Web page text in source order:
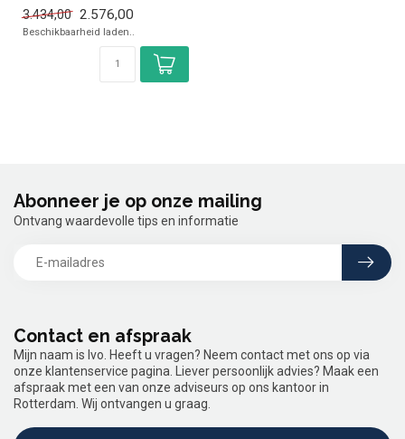
3.434,00 2.576,00
Beschikbaarheid laden..
Contact en afspraak
Mijn naam is Ivo. Heeft u vragen? Neem contact met ons op via
onze klantenservice pagina. Liever persoonlijk advies? Maak een
afspraak met een van onze adviseurs op ons kantoor in
Rotterdam. Wij ontvangen u graag.
Abonneer je op onze mailing
Ontvang waardevolle tips en informatie